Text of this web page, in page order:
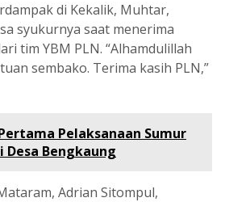
di Kekalik, Muhtar,
syukurnya saat menerima
tim YBM PLN. “Alhamdulillah
sembako. Terima kasih PLN,”
Pelaksanaan Sumur
Desa Bengkaung
Adrian Sitompul,